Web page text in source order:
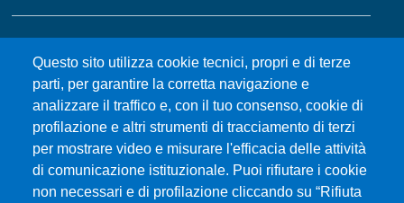
Questo sito utilizza cookie tecnici, propri e di terze
parti, per garantire la corretta navigazione e
analizzare il traffico e, con il tuo consenso, cookie di
profilazione e altri strumenti di tracciamento di terzi
per mostrare video e misurare l'efficacia delle attività
di comunicazione istituzionale. Puoi rifiutare i cookie
non necessari e di profilazione cliccando su “Rifiuta
MENÙ FOOTER 2
Gare d'appalto
Albo online
CIAM - Servizi Informatici
Brand Identity
Elenco siti tematici
Servizi per Disabilità e DSA